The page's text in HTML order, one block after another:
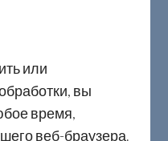
или
вы
время,
веб-браузера.